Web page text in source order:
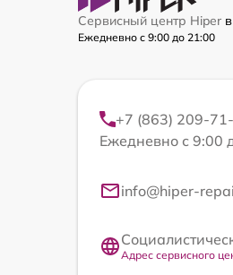
Сервисный центр Hiper
Ежедневно с 9:00 до 21:00
+7 (863) 209-
Ежедневно с 9:00
info@hiper-
Адрес сервисного